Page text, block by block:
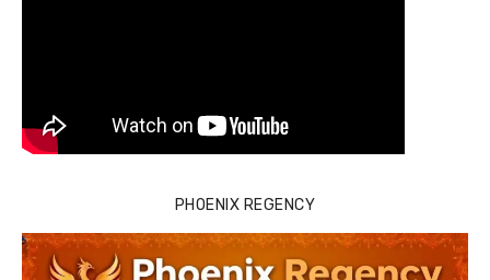
PHOENIX REGENCY